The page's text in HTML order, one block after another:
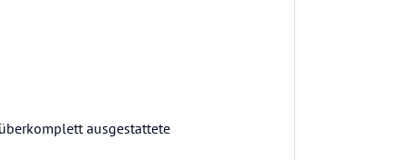
ausgestattete